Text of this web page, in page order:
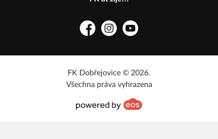
FacebookInstagramYouTube
FK Dobřejovice © 2026.
Všechna práva vyhrazena